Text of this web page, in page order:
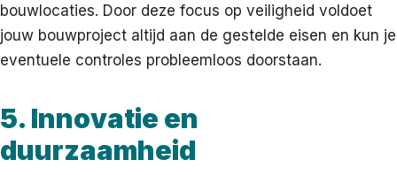
bouwlocaties. Door deze focus op veiligheid voldoet
jouw bouwproject altijd aan de gestelde eisen en kun je
eventuele controles probleemloos doorstaan.
5. Innovatie en
duurzaamheid